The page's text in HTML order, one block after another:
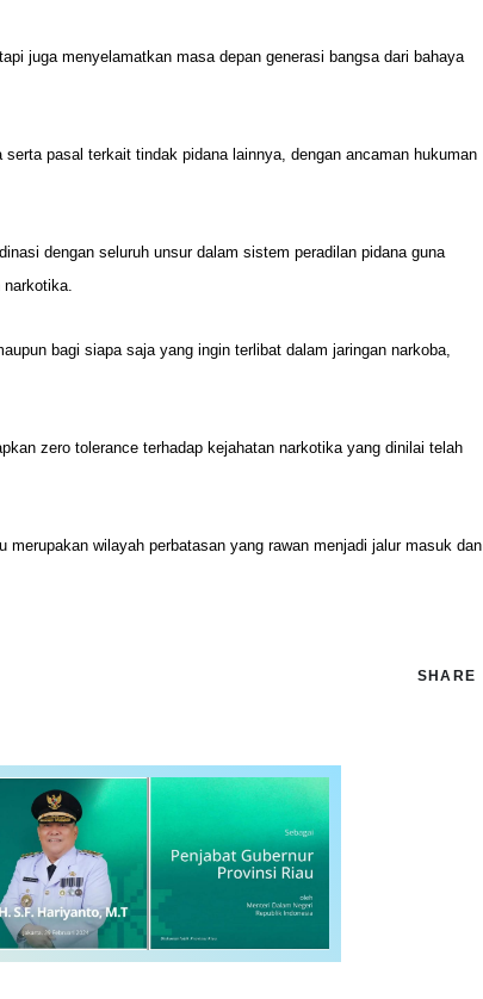
juga menyelamatkan masa depan generasi bangsa dari bahaya
pasal terkait tindak pidana lainnya, dengan ancaman hukuman
dengan seluruh unsur dalam sistem peradilan pidana guna
bagi siapa saja yang ingin terlibat dalam jaringan narkoba,
zero tolerance terhadap kejahatan narkotika yang dinilai telah
merupakan wilayah perbatasan yang rawan menjadi jalur masuk dan
SHARE